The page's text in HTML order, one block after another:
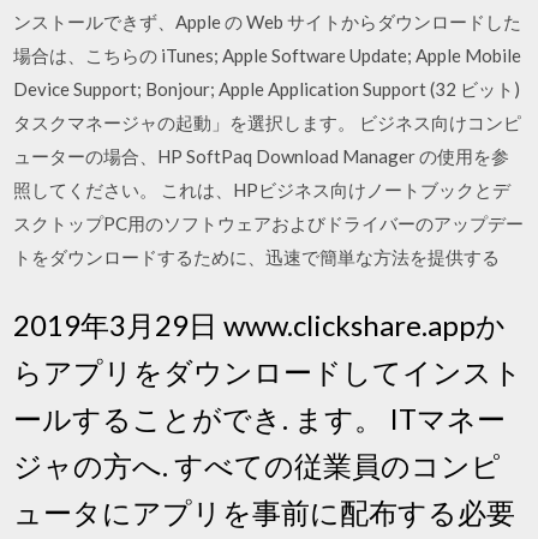
ンストールできず、Apple の Web サイトからダウンロードした
場合は、こちらの iTunes; Apple Software Update; Apple Mobile
Device Support; Bonjour; Apple Application Support (32 ビット)
タスクマネージャの起動」を選択します。 ビジネス向けコンピ
ューターの場合、HP SoftPaq Download Manager の使用を参
照してください。 これは、HPビジネス向けノートブックとデ
スクトップPC用のソフトウェアおよびドライバーのアップデー
トをダウンロードするために、迅速で簡単な方法を提供する
2019年3月29日 www.clickshare.appか
らアプリをダウンロードしてインスト
ールすることができ. ます。 ITマネー
ジャの方へ. すべての従業員のコンピ
ュータにアプリを事前に配布する必要